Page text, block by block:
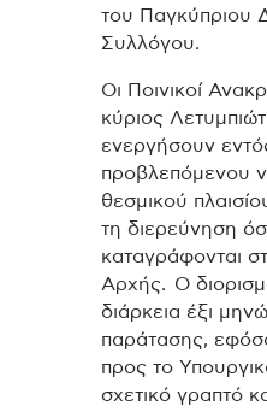
του Παγκύπριου
Συλλόγου.
Οι Ποινικοί
κύριος
ενεργήσουν
προβλεπόμενου
θεσμικού
τη διερεύνηση
καταγράφονται
Αρχής. Ο
διάρκεια έξι
παράτασης,
προς το
σχετικό γραπτό